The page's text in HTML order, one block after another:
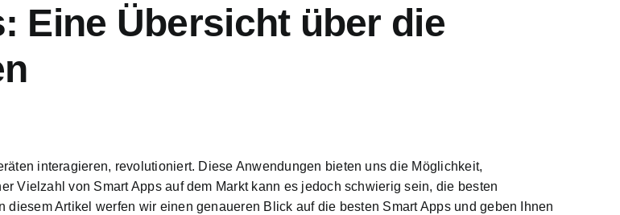
Eine Übersicht über die
interagieren, revolutioniert. Diese Anwendungen bieten uns die Möglichkeit,
Vielzahl von Smart Apps auf dem Markt kann es jedoch schwierig sein, die besten
Artikel werfen wir einen genaueren Blick auf die besten Smart Apps und geben Ihnen